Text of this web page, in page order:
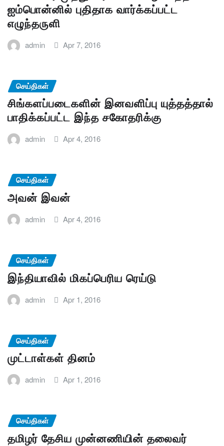
ஐம்பொன்னில் புதிதாக வார்க்கப்பட்ட
எழுந்தருளி
admin Apr 7, 2016
செய்திகள்
சிங்களப்படைகளின் இனவளிப்பு யுத்தத்தால்
பாதிக்கப்பட்ட இந்த சகோதரிக்கு
admin Apr 4, 2016
செய்திகள்
அவன் இவன்
admin Apr 4, 2016
செய்திகள்
இந்தியாவில் மிகப்பெரிய ரெய்டு
admin Apr 1, 2016
செய்திகள்
முட்டாள்கள் தினம்
admin Apr 1, 2016
செய்திகள்
தமிழர் தேசிய முன்னணியின் தலைவர்